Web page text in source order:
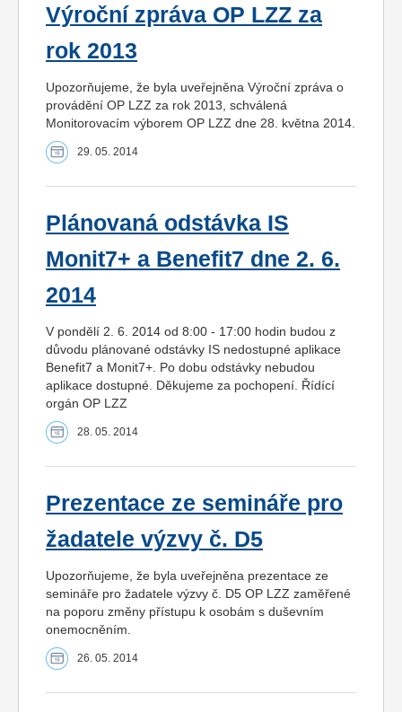
Výroční zpráva OP LZZ za
rok 2013
Upozorňujeme, že byla uveřejněna Výroční zpráva o
provádění OP LZZ za rok 2013, schválená
Monitorovacím výborem OP LZZ dne 28. května 2014.
29. 05. 2014
Plánovaná odstávka IS
Monit7+ a Benefit7 dne 2. 6.
2014
V pondělí 2. 6. 2014 od 8:00 - 17:00 hodin budou z
důvodu plánované odstávky IS nedostupné aplikace
Benefit7 a Monit7+. Po dobu odstávky nebudou
aplikace dostupné. Děkujeme za pochopení. Řídící
orgán OP LZZ
28. 05. 2014
Prezentace ze semináře pro
žadatele výzvy č. D5
Upozorňujeme, že byla uveřejněna prezentace ze
semináře pro žadatele výzvy č. D5 OP LZZ zaměřené
na poporu změny přístupu k osobám s duševním
onemocněním.
26. 05. 2014